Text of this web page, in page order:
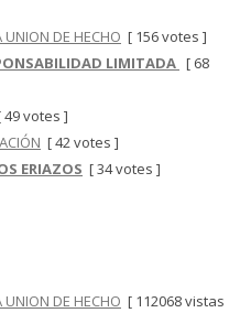
UNION DE HECHO [ 156 votes ]
LIMITADA [ 68
49 votes ]
[ 42 votes ]
ERIAZOS [ 34 votes ]
UNION DE HECHO [ 112068 vistas